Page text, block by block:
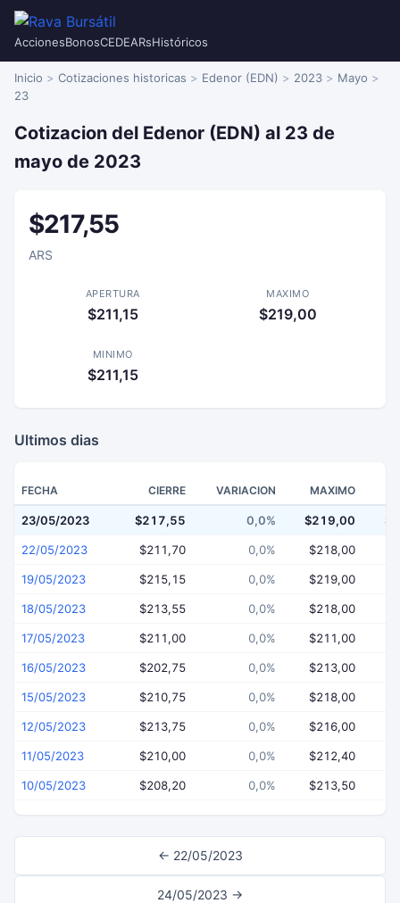
AccionesBonosCEDEARsHistóricos
Inicio Cotizaciones historicas Edenor (EDN) 2023
Mayo
23
Cotizacion del Edenor (EDN) al 23 de
mayo de 2023
$217,55
ARS
APERTURA
$211,15
MAXIMO
$219,00
MINIMO
$211,15
Ultimos dias
FECHA CIERRE VARIACION MAXIMO
23/05/2023 $217,55 0,0% $219,00
22/05/2023 $211,70 0,0% $218,00
19/05/2023 $215,15 0,0% $219,00
18/05/2023 $213,55 0,0% $218,00
17/05/2023 $211,00 0,0% $211,00
16/05/2023 $202,75 0,0% $213,00
15/05/2023 $210,75 0,0% $218,00
12/05/2023 $213,75 0,0% $216,00
11/05/2023 $210,00 0,0% $212,40
10/05/2023 $208,20 0,0% $213,50
← 22/05/2023
24/05/2023 →